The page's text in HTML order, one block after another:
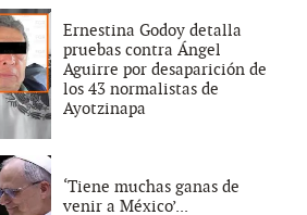
Ernestina Godoy detalla
pruebas contra Ángel
Aguirre por desaparición de
los 43 normalistas de
Ayotzinapa
‘Tiene muchas ganas de
venir a México’...